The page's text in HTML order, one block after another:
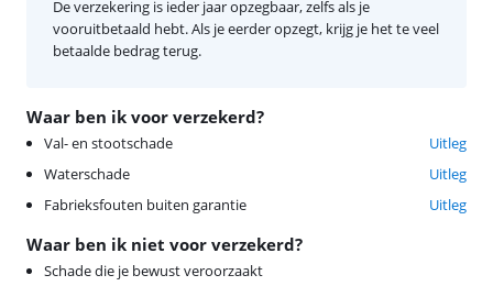
Waar ben ik voor verzekerd?
Val- en stootschade
Uitleg
Waterschade
Uitleg
Fabrieksfouten buiten garantie
Uitleg
Waar ben ik niet voor verzekerd?
Schade die je bewust veroorzaakt
De verzekering is ieder jaar opzegbaar, zelfs als je
vooruitbetaald hebt. Als je eerder opzegt, krijg je het te veel
betaalde bedrag terug.